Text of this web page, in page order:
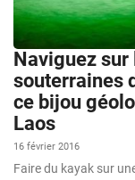
Naviguez
souterraines
ce bijou
Laos
16 février 2016
Faire du kayak sur